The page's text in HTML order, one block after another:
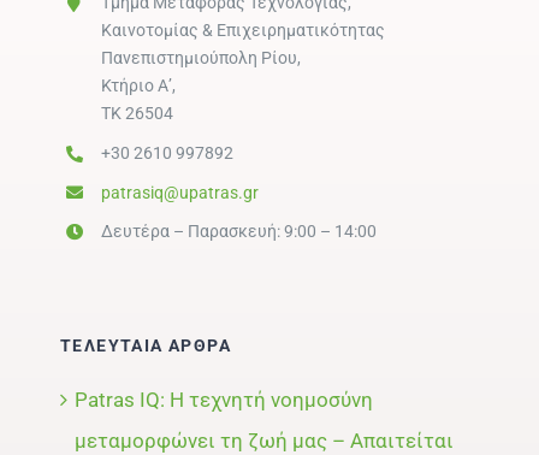
Καινοτομίας & Επιχειρηματικότητας
Πανεπιστημιούπολη Ρίου,
Κτήριο Α’,
ΤΚ 26504
+30 2610 997892
patrasiq@upatras.gr
Δευτέρα – Παρασκευή: 9:00 – 14:00
ΤΕΛΕΥΤΑΙΑ ΑΡΘΡΑ
Patras IQ: Η τεχνητή νοημοσύνη
μεταμορφώνει τη ζωή μας – Απαιτείται